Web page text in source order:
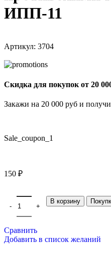
ИПП-11
Артикул: 3704
Скидка для покупок от 20
Закажи на 20 000 руб и
Sale_coupon_1
150 ₽
В корзину
Сравнить
Добавить в список желаний